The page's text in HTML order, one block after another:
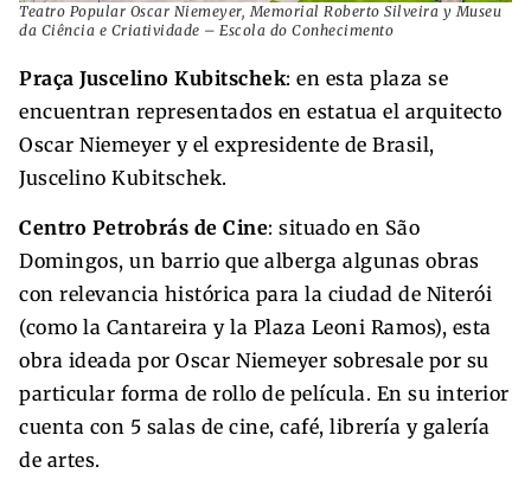
Teatro Popular Oscar Niemeyer, Memorial Roberto Silveira y Museu
da Ciência e Criatividade – Escola do Conhecimento
Praça Juscelino Kubitschek: en esta plaza se
encuentran representados en estatua el arquitecto
Oscar Niemeyer y el expresidente de Brasil,
Juscelino Kubitschek.
Centro Petrobrás de Cine: situado en São
Domingos, un barrio que alberga algunas obras
con relevancia histórica para la ciudad de Niterói
(como la Cantareira y la Plaza Leoni Ramos), esta
obra ideada por Oscar Niemeyer sobresale por su
particular forma de rollo de película. En su interior
cuenta con 5 salas de cine, café, librería y galería
de artes.